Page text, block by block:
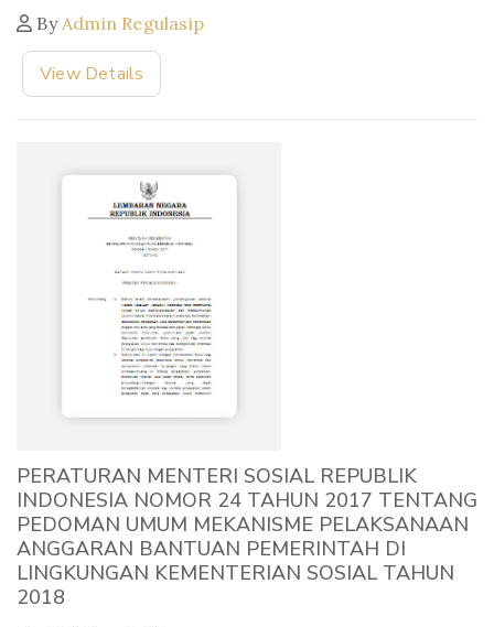
ByAdmin Regulasip
View Details
PERATURAN MENTERI SOSIAL REPUBLIK
INDONESIA NOMOR 24 TAHUN 2017 TENTANG
PEDOMAN UMUM MEKANISME PELAKSANAAN
ANGGARAN BANTUAN PEMERINTAH DI
LINGKUNGAN KEMENTERIAN SOSIAL TAHUN
2018